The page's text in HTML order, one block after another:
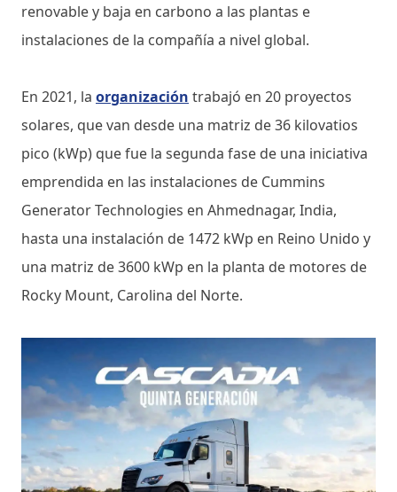
renovable y baja en carbono a las plantas e
instalaciones de la compañía a nivel global.
En 2021, la organización trabajó en 20 proyectos
solares, que van desde una matriz de 36 kilovatios
pico (kWp) que fue la segunda fase de una iniciativa
emprendida en las instalaciones de Cummins
Generator Technologies en Ahmednagar, India,
hasta una instalación de 1472 kWp en Reino Unido y
una matriz de 3600 kWp en la planta de motores de
Rocky Mount, Carolina del Norte.